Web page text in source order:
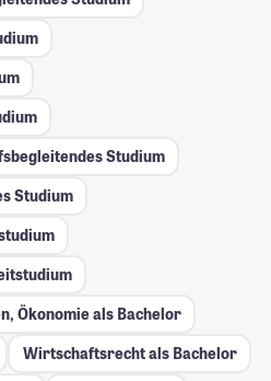
Studium
Studium
Ökonomie als Bachelor
Wirtschaftsrecht als Bachelor